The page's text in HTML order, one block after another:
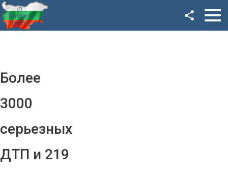
Более
3000
серьезных
ДТП и 219